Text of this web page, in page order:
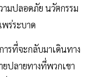
มปลอดภัย นวัตกรรม
ร่ระบาด
ารที่จะกลับมาเดินทาง
ปลายทางที่พวกเขา